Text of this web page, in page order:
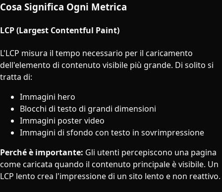
Cosa Significa Ogni Metrica
LCP (Largest Contentful Paint)
L'LCP misura il tempo necessario per il caricamento
dell'elemento di contenuto visibile più grande. Di solito si
tratta di:
Immagini hero
Blocchi di testo di grandi dimensioni
Immagini poster video
Immagini di sfondo con testo in sovrimpressione
Perché è importante: Gli utenti percepiscono una pagina
come caricata quando il contenuto principale è visibile. Un
LCP lento crea l'impressione di un sito lento e non reattivo.